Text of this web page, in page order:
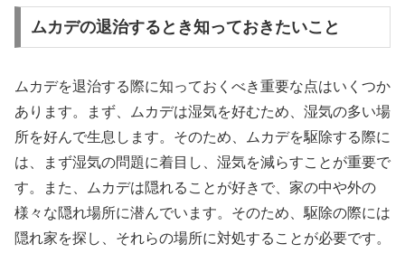
ムカデの退治するとき知っておきたいこと
ムカデを退治する際に知っておくべき重要な点はいくつか
あります。まず、ムカデは湿気を好むため、湿気の多い場
所を好んで生息します。そのため、ムカデを駆除する際に
は、まず湿気の問題に着目し、湿気を減らすことが重要で
す。また、ムカデは隠れることが好きで、家の中や外の
様々な隠れ場所に潜んでいます。そのため、駆除の際には
隠れ家を探し、それらの場所に対処することが必要です。